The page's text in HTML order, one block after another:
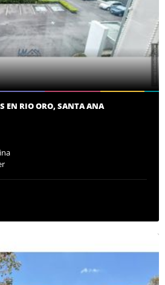
EN RIO ORO, SANTA ANA